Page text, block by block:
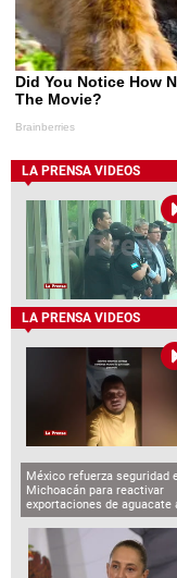
LA PRENSA VIDEOS
LA PRENSA VIDEOS
México refuerza seguridad
Michoacán para reactivar
exportaciones de aguacate